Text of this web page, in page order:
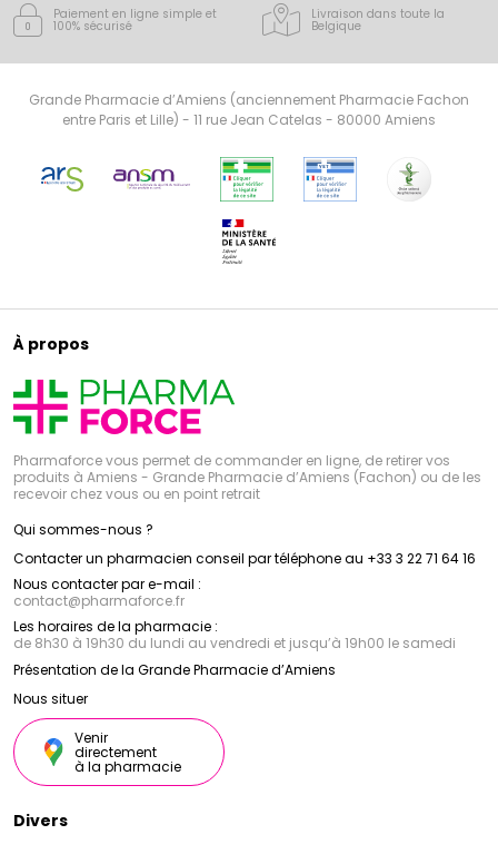
Paiement en ligne simple et
100% sécurisé
Livraison dans toute la
Belgique
Grande Pharmacie d’Amiens (anciennement Pharmacie Fachon
entre Paris et Lille) - 11 rue Jean Catelas - 80000 Amiens
À propos
Pharmaforce vous permet de commander en ligne, de retirer vos
produits à Amiens - Grande Pharmacie d’Amiens (Fachon) ou de les
recevoir chez vous ou en point retrait
Qui sommes-nous ?
Contacter un pharmacien conseil par téléphone au +33 3 22 71 64 16
Nous contacter par e-mail :
contact@pharmaforce.fr
Les horaires de la pharmacie :
de 8h30 à 19h30 du lundi au vendredi et jusqu’à 19h00 le samedi
Présentation de la Grande Pharmacie d’Amiens
Nous situer
Venir
directement
à la pharmacie
Divers